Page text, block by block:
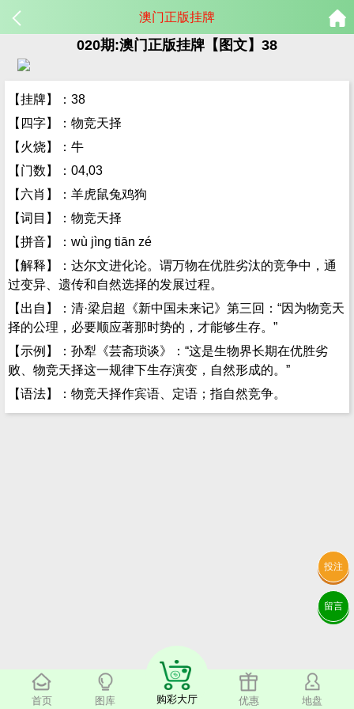
首页 图库 购彩大厅 优惠 地盘
投注
留言
澳门正版挂牌
020期:澳门正版挂牌【图文】38
【挂牌】：38
【四字】：物竞天择
【火烧】：牛
【门数】：04,03
【六肖】：羊虎鼠兔鸡狗
【词目】：物竞天择
【拼音】：wù jìng tiān zé
【解释】：达尔文进化论。谓万物在优胜劣汰的竞争中，通
过变异、遗传和自然选择的发展过程。
【出自】：清·梁启超《新中国未来记》第三回：“因为物竞天
择的公理，必要顺应著那时势的，才能够生存。”
【示例】：孙犁《芸斋琐谈》：“这是生物界长期在优胜劣
败、物竞天择这一规律下生存演变，自然形成的。”
【语法】：物竞天择作宾语、定语；指自然竞争。